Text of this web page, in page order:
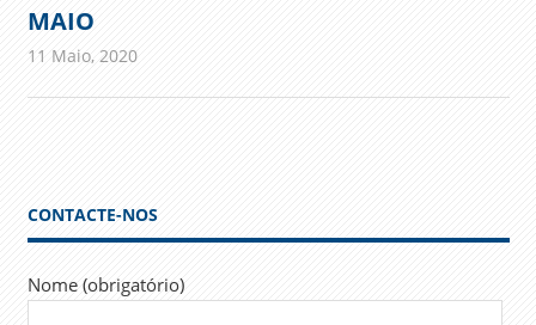
MAIO
11 Maio, 2020admin
Comunicados
CONTACTE-NOS
Nome (obrigatório)